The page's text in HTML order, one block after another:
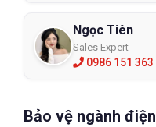
Ngọc Tiên
Sales Expert
0986 151 363
Bảo vệ ngành điện